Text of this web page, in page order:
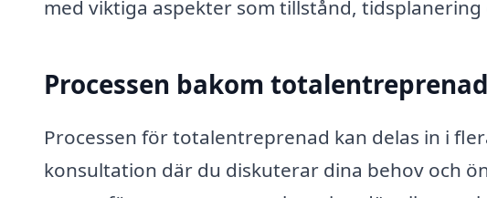
med viktiga aspekter som tillstånd,
Processen bakom totalentreprenad
Processen för totalentreprenad kan delas in i
konsultation där du diskuterar dina behov och